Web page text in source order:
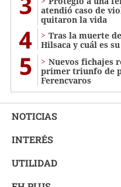
atendió caso de
quitaron la vida
4
Tras la muerte
Hilsaca y cuál es
5
Nuevos fichajes
primer triunfo de
Ferencvaros
NOTICIAS
INTERÉS
UTILIDAD